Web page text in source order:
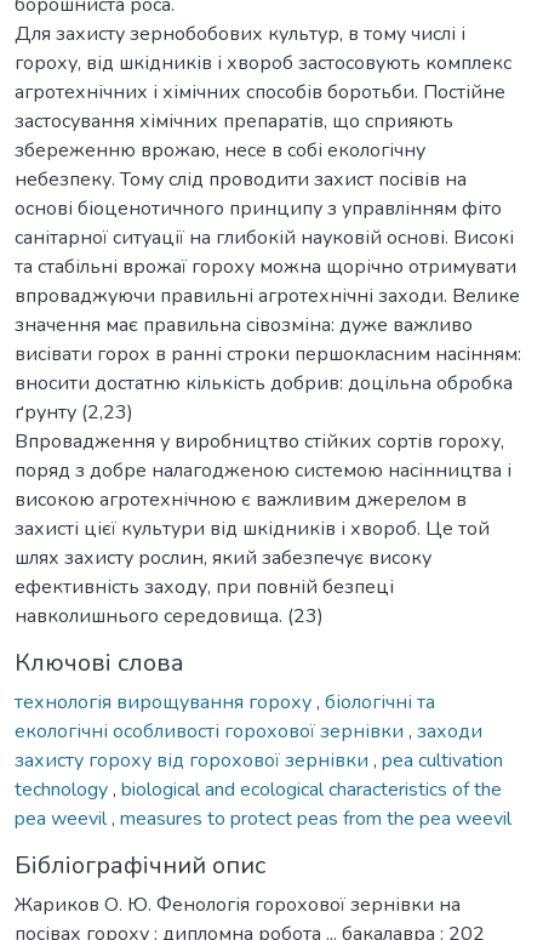
Для захисту зернобобових культур, в тому числі і
гороху, від шкідників і хвороб застосовують комплекс
агротехнічних і хімічних способів боротьби. Постійне
застосування хімічних препаратів, що сприяють
збереженню врожаю, несе в собі екологічну
небезпеку. Тому слід проводити захист посівів на
основі біоценотичного принципу з управлінням фіто
санітарної ситуації на глибокій науковій основі. Високі
та стабільні врожаї гороху можна щорічно отримувати
впроваджуючи правильні агротехнічні заходи. Велике
значення має правильна сівозміна: дуже важливо
висівати горох в ранні строки першокласним насінням:
вносити достатню кількість добрив: доцільна обробка
ґрунту (2,23)
Впровадження у виробництво стійких сортів гороху,
поряд з добре налагодженою системою насінництва і
високою агротехнічною є важливим джерелом в
захисті цієї культури від шкідників і хвороб. Це той
шлях захисту рослин, який забезпечує високу
ефективність заходу, при повній безпеці
навколишнього середовища. (23)
Ключові слова
технологія вирощування гороху, біологічні та
екологічні особливості горохової зернівки , заходи
захисту гороху від горохової зернівки , pea cultivation
technology, biological and ecological characteristics of the
pea weevil, measures to protect peas from the pea weevil
Бібліографічний опис
Жариков О. Ю. Фенологія горохової зернівки на
посівах гороху : дипломна робота ... бакалавра : 202